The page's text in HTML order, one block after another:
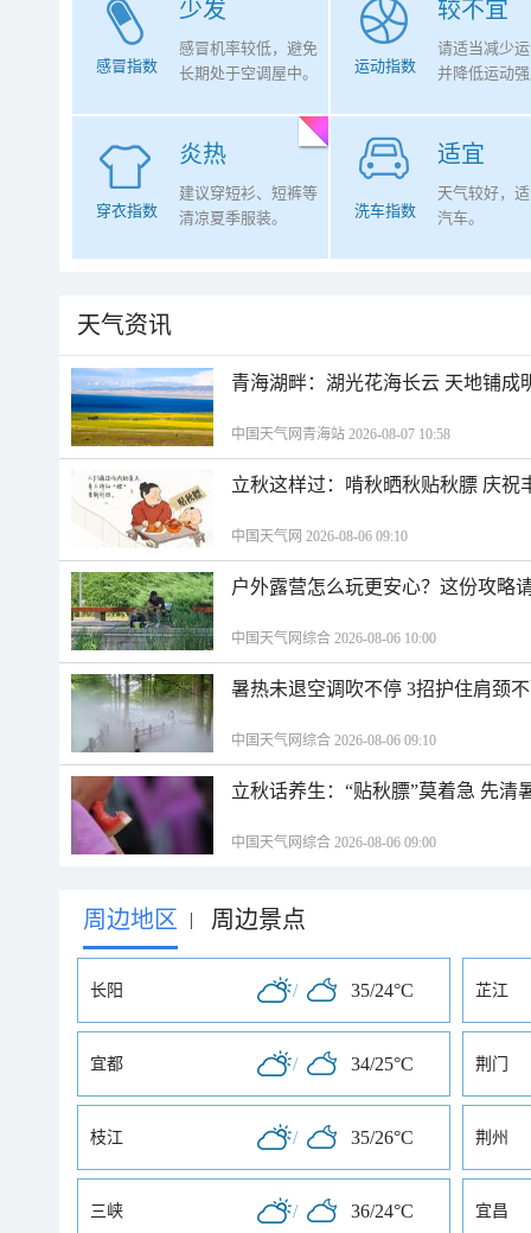
少发
感冒指数
感冒机率较低，避免
长期处于空调屋中。
较不宜
运动指数
请适当减少
并降低运动
炎热
穿衣指数
建议穿短衫、短裤等
清凉夏季服装。
适宜
洗车指数
天气较好，
汽车。
天气资讯
青海湖畔：湖光花海长云 天地铺成
中国天气网青海站 2026-08-07 10:58
立秋这样过：啃秋晒秋贴秋膘 庆祝
中国天气网 2026-08-06 09:10
户外露营怎么玩更安心？这份攻略
中国天气网综合 2026-08-06 10:00
暑热未退空调吹不停 3招护住肩颈
中国天气网综合 2026-08-06 09:10
立秋话养生：“贴秋膘”莫着急 先清
中国天气网综合 2026-08-06 09:00
周边地区 | 周边景点
长阳 / 35/24°C 芷江
宜都 / 34/25°C 荆门
枝江 / 35/26°C 荆州
三峡 / 36/24°C 宜昌